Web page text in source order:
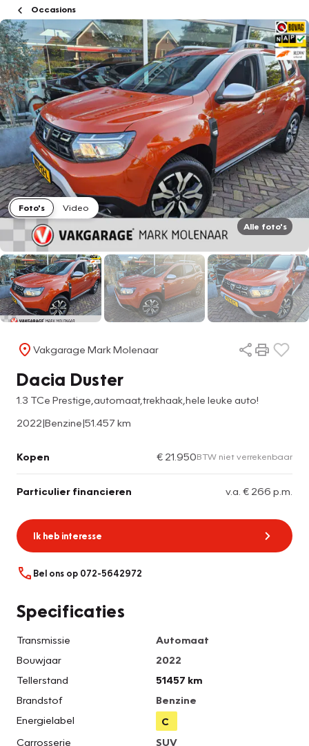
Occasions
Foto's
Video
Alle foto's
Vakgarage Mark Molenaar
Dacia Duster
1.3 TCe Prestige,automaat,trekhaak,hele leuke auto!
2022|Benzine|51.457 km
Kopen € 21.950BTW niet verrekenbaar
Particulier financieren v.a. € 266 p.m.
Ik heb interesse
Bel ons op 072-5642972
Specificaties
Transmissie
Automaat
Bouwjaar
2022
Tellerstand
51457 km
Brandstof
Benzine
Energielabel
C
Carrosserie
SUV